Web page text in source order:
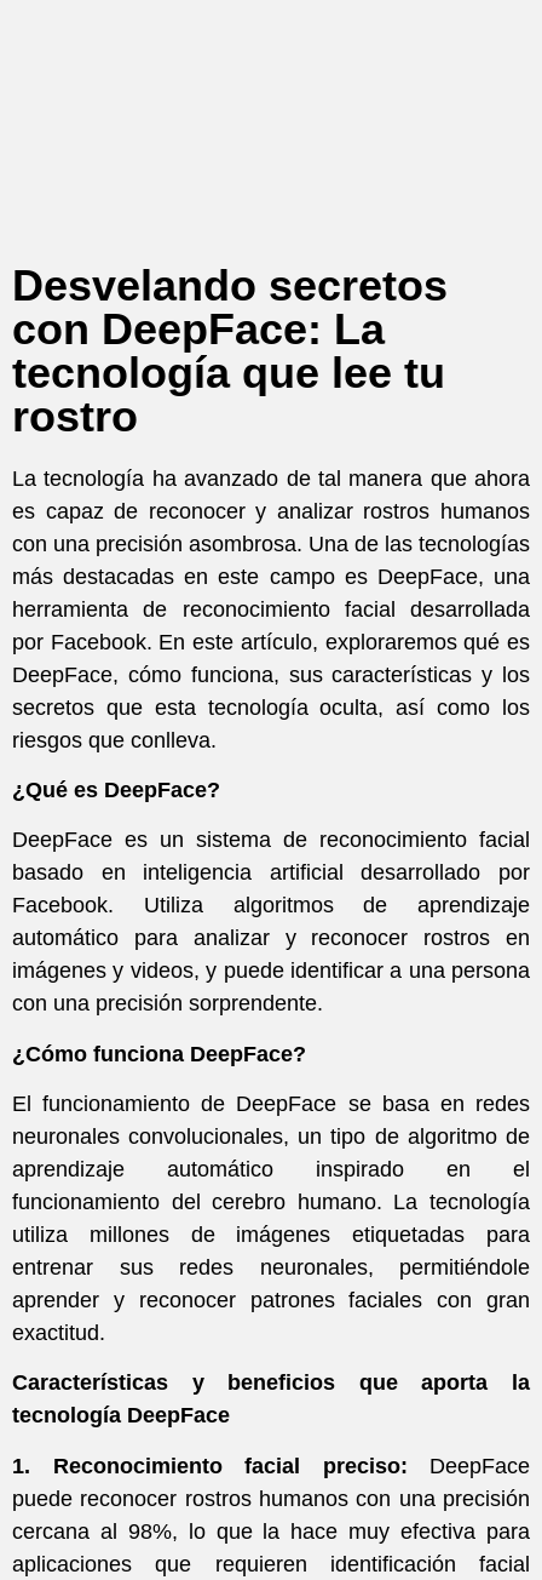
Desvelando secretos
con DeepFace: La
tecnología que lee tu
rostro
La tecnología ha avanzado de tal manera que ahora
es capaz de reconocer y analizar rostros humanos
con una precisión asombrosa. Una de las tecnologías
más destacadas en este campo es DeepFace, una
herramienta de reconocimiento facial desarrollada
por Facebook. En este artículo, exploraremos qué es
DeepFace, cómo funciona, sus características y los
secretos que esta tecnología oculta, así como los
riesgos que conlleva.
¿Qué es DeepFace?
DeepFace es un sistema de reconocimiento facial
basado en inteligencia artificial desarrollado por
Facebook. Utiliza algoritmos de aprendizaje
automático para analizar y reconocer rostros en
imágenes y videos, y puede identificar a una persona
con una precisión sorprendente.
¿Cómo funciona DeepFace?
El funcionamiento de DeepFace se basa en redes
neuronales convolucionales, un tipo de algoritmo de
aprendizaje automático inspirado en el
funcionamiento del cerebro humano. La tecnología
utiliza millones de imágenes etiquetadas para
entrenar sus redes neuronales, permitiéndole
aprender y reconocer patrones faciales con gran
exactitud.
Características y beneficios que aporta la
tecnología DeepFace
1. Reconocimiento facial preciso: DeepFace
puede reconocer rostros humanos con una precisión
cercana al 98%, lo que la hace muy efectiva para
aplicaciones que requieren identificación facial